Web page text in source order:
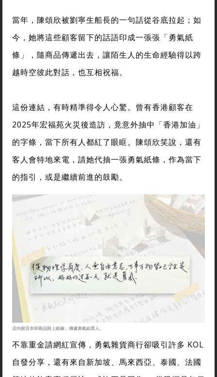
當年，陳頌欣被劉寧生船長的一句話從谷底拉起；如
今，她將這些顧客留下的話語印成一張張「勇氣紙
條」，隨商品傳遞出去，讓陌生人的生命經驗得以跨
越時空彼此對話，也互相祝福。
這份連結，有時精準得令人心驚。曾有香港顧客在
2025年宏福苑火災後造訪，竟意外抽中「香港加油」
的字條，當下所有人都紅了眼眶。陳頌欣笑說，還有
客人會特地來電，請她代抽一張勇氣紙條，作為當下
的指引，或是繼續前進的鼓勵。
店內留言本和商品附上紙條，傳遞勇氣給眾人。
不靠重金請網紅宣傳，勇氣雜貨商行卻吸引許多 KOL
自發分享，還有來自新加坡、馬來西亞、泰國、法國